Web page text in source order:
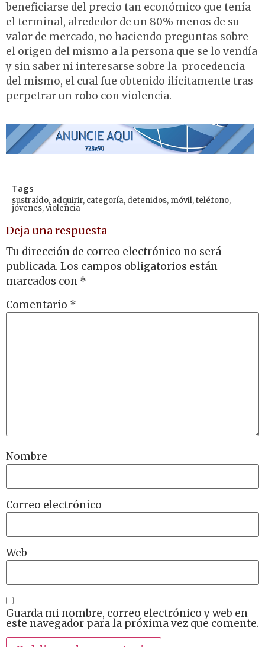
beneficiarse del precio tan económico que tenía
el terminal, alrededor de un 80% menos de su
valor de mercado, no haciendo preguntas sobre
el origen del mismo a la persona que se lo vendía
y sin saber ni interesarse sobre la procedencia
del mismo, el cual fue obtenido ilícitamente tras
perpetrar un robo con violencia.
Tags
sustraído, adquirir, categoría, detenidos, móvil,teléfono,
jóvenes,violencia
Deja una respuesta
Tu dirección de correo electrónico no será
publicada. Los campos obligatorios están
marcados con *
Comentario *
Nombre
Correo electrónico
Web
Guarda mi nombre, correo electrónico y web en
este navegador para la próxima vez que comente.